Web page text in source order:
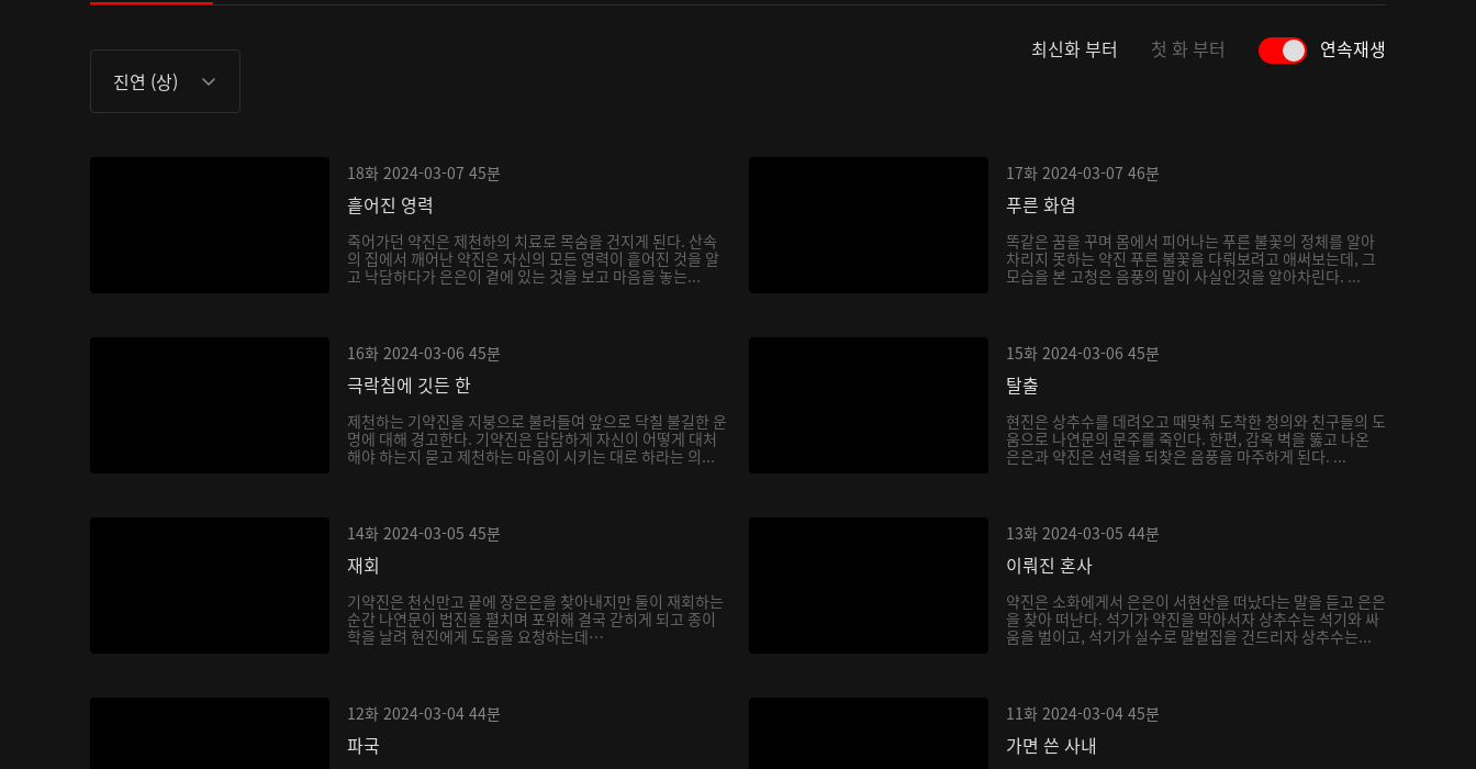
진연 (상)
최신화 부터 첫 화 부터 연속재생
18화 2024-03-07 45분
흩어진 영력
죽어가던 약진은 제천하의 치료로 목숨을 건지게 된다. 산속
의 집에서 깨어난 약진은 자신의 모든 영력이 흩어진 것을 알
고 낙담하다가 은은이 곁에 있는 것을 보고 마음을 놓는...
17화 2024-03-07 46분
푸른 화염
똑같은 꿈을 꾸며 몸에서 피어나는 푸른 불꽃의 정체를 알아
차리지 못하는 약진 푸른 불꽃을 다뤄보려고 애써보는데, 그
모습을 본 고청은 음풍의 말이 사실인것을 알아차린다. ...
16화 2024-03-06 45분
극락침에 깃든 한
제천하는 기약진을 지붕으로 불러들여 앞으로 닥칠 불길한 운
명에 대해 경고한다. 기약진은 담담하게 자신이 어떻게 대처
해야 하는지 묻고 제천하는 마음이 시키는 대로 하라는 의...
15화 2024-03-06 45분
탈출
현진은 상추수를 데려오고 때맞춰 도착한 청의와 친구들의 도
움으로 나연문의 문주를 죽인다. 한편, 감옥 벽을 뚫고 나온
은은과 약진은 선력을 되찾은 음풍을 마주하게 된다. ...
14화 2024-03-05 45분
재회
기약진은 천신만고 끝에 장은은을 찾아내지만 둘이 재회하는
순간 나연문이 법진을 펼치며 포위해 결국 갇히게 되고 종이
학을 날려 현진에게 도움을 요청하는데…
13화 2024-03-05 44분
이뤄진 혼사
약진은 소화에게서 은은이 서현산을 떠났다는 말을 듣고 은은
을 찾아 떠난다. 석기가 약진을 막아서자 상추수는 석기와 싸
움을 벌이고, 석기가 실수로 말벌집을 건드리자 상추수는...
12화 2024-03-04 44분
파국
11화 2024-03-04 45분
가면 쓴 사내